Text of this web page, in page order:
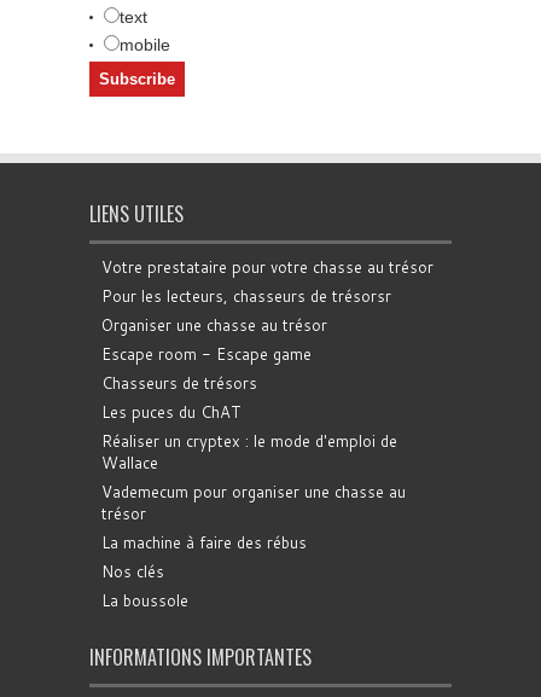
text
mobile
LIENS UTILES
Votre prestataire pour votre chasse au trésor
Pour les lecteurs, chasseurs de trésorsr
Organiser une chasse au trésor
Escape room - Escape game
Chasseurs de trésors
Les puces du ChAT
Réaliser un cryptex : le mode d'emploi de
Wallace
Vademecum pour organiser une chasse au
trésor
La machine à faire des rébus
Nos clés
La boussole
INFORMATIONS IMPORTANTES